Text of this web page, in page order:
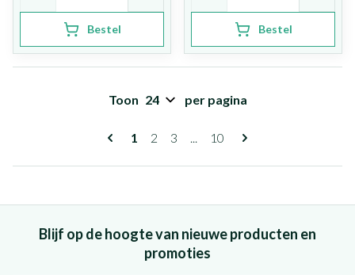
Bestel Bestel
Pagina's
U lees momenteel pagina
1 Pagina
2 Pagina
3 ... Pagina
10
Toon per pagina
Blijf op de hoogte van nieuwe producten en
promoties